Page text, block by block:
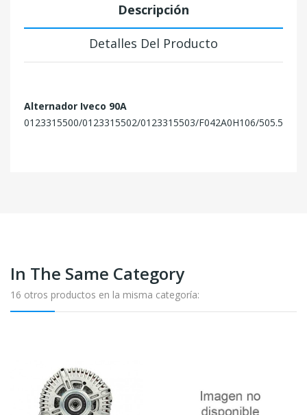
Descripción
Detalles Del Producto
Alternador Iveco 90A
0123315500/0123315502/0123315503/F042A0H106/
In The Same Category
16 otros productos en la misma categoría: